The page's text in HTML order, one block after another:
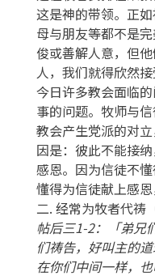
这是神的带领。正
母与朋友等都不是
俊或善解人意，但
人，我们就得欣然接
今日许多教会面临
事的问题。牧师与
教会产生党派的对
因是：彼此不能接
感恩。因为信徒不
懂得为信徒献上感恩
二. 经常为牧者代祷
帖后三1-2：「弟兄
们祷告，好叫主的
在你们中间一样，